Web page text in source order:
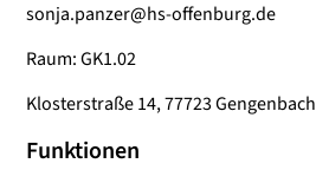
sonja.panzer@hs-offenburg.de
Raum: GK1.02
Klosterstraße 14, 77723 Gengenbach
Funktionen